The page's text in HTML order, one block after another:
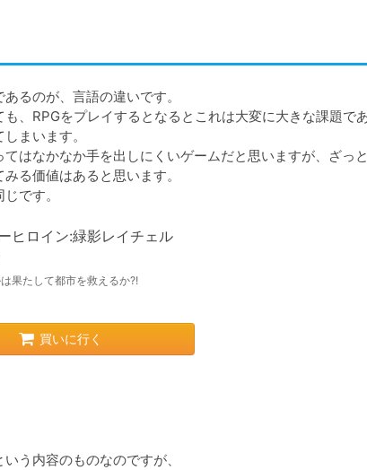
るのが、言語の違いです。
、RPGをプレイするとなるとこれは大変に大きな課題で
まいます。
はなかなか手を出しにくいゲームだと思いますが、ざっ
る価値はあると思います。
です。
ヒロイン:緑影レイチェル
果たして都市を救えるか?!
買いに行く
う内容のものなのですが、